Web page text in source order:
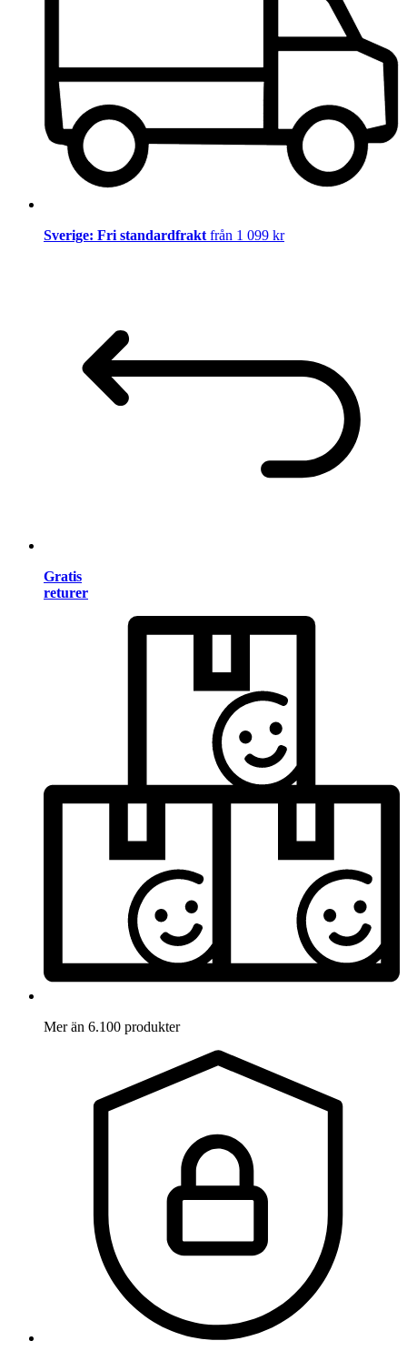
Sverige: Fri standardfrakt från 1 099 kr
Gratis
returer
Mer än 6.100 produkter